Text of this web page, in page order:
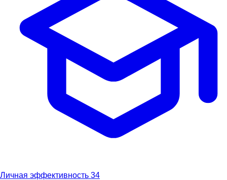
Личная эффективность 34